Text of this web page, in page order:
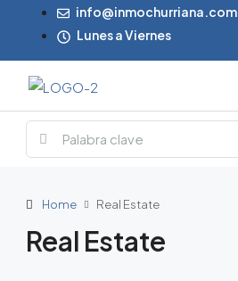
info@inmochurriana.com
Lunes a Viernes
Home Real Estate
Real Estate